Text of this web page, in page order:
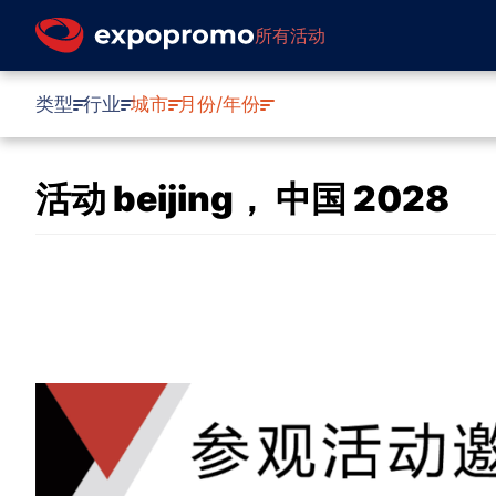
所有活动
类型 行业 城市 月份/年份
活动 beijing， 中国 2028